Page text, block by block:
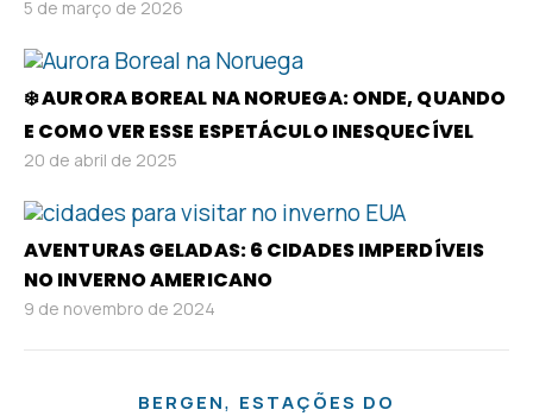
5 de março de 2026
❄️ AURORA BOREAL NA NORUEGA: ONDE, QUANDO
E COMO VER ESSE ESPETÁCULO INESQUECÍVEL
20 de abril de 2025
AVENTURAS GELADAS: 6 CIDADES IMPERDÍVEIS
NO INVERNO AMERICANO
9 de novembro de 2024
BERGEN, ESTAÇÕES DO